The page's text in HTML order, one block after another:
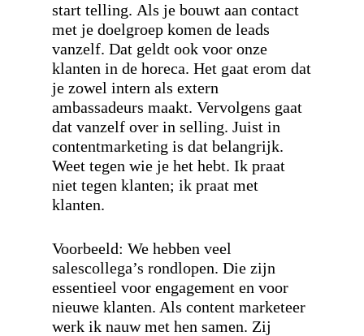
start telling. Als je bouwt aan contact
met je doelgroep komen de leads
vanzelf. Dat geldt ook voor onze
klanten in de horeca. Het gaat erom dat
je zowel intern als extern
ambassadeurs maakt. Vervolgens gaat
dat vanzelf over in selling. Juist in
contentmarketing is dat belangrijk.
Weet tegen wie je het hebt. Ik praat
niet tegen klanten; ik praat met
klanten.
Voorbeeld: We hebben veel
salescollega’s rondlopen. Die zijn
essentieel voor engagement en voor
nieuwe klanten. Als content marketeer
werk ik nauw met hen samen. Zij